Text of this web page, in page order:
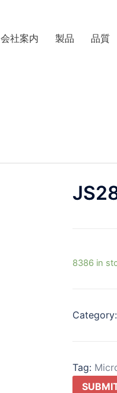
会社案内 製品 品質
8386 in
Category:
Tag: